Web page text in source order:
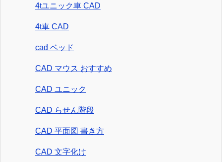
4tユニック車 CAD
4t車 CAD
cad ベッド
CAD マウス おすすめ
CAD ユニック
CAD らせん階段
CAD 平面図 書き方
CAD 文字化け